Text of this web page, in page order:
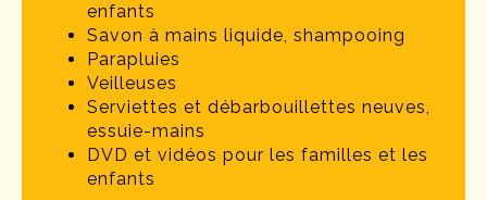
enfants
Savon à mains liquide, shampooing
Parapluies
Veilleuses
Serviettes et débarbouillettes neuves,
essuie-mains
DVD et vidéos pour les familles et les
enfants